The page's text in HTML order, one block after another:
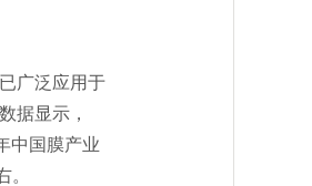
广泛应用于
据显示，
中国膜产业